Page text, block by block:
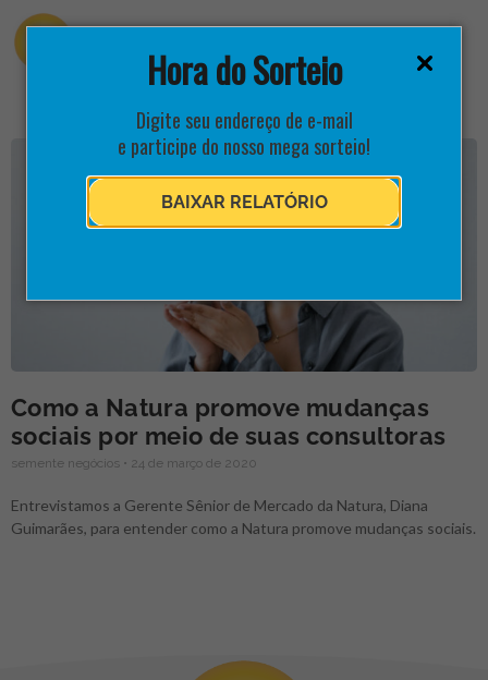
Hora do Sorteio
Digite seu endereço de e-mail
e participe do nosso mega sorteio!
BAIXAR RELATÓRIO
Como a Natura promove mudanças
sociais por meio de suas consultoras
semente negócios 24 de março de 2020
Entrevistamos a Gerente Sênior de Mercado da Natura, Diana
Guimarães, para entender como a Natura promove mudanças sociais.